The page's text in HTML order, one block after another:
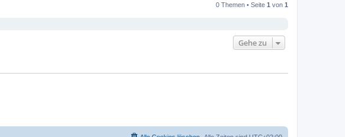
0 Themen • Seite 1 von 1
Gehe zu